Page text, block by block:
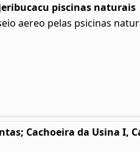
piscinas naturais
aereo pelas psicinas
Cachoeira da Usina I,